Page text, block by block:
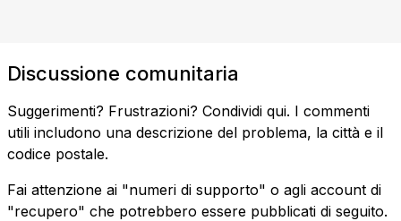
Discussione comunitaria
Suggerimenti? Frustrazioni? Condividi qui. I commenti
utili includono una descrizione del problema, la città e il
codice postale.
Fai attenzione ai "numeri di supporto" o agli account di
"recupero" che potrebbero essere pubblicati di seguito.